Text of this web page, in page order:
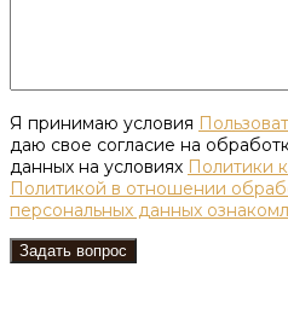
Я принимаю условия
даю свое согласие на
данных на условиях Политики
Политикой в отношении
персональных данных